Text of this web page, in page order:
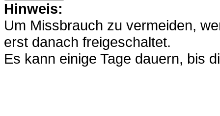
Hinweis:
Um Missbrauch zu vermeiden,
erst danach freigeschaltet.
Es kann einige Tage dauern, bis